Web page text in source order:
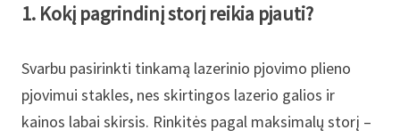
1. Kokį pagrindinį storį reikia pjauti?
Svarbu pasirinkti tinkamą lazerinio pjovimo plieno
pjovimui stakles, nes skirtingos lazerio galios ir
kainos labai skirsis. Rinkitės pagal maksimalų storį –